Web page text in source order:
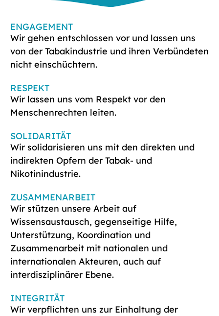
ENGAGEMENT
Wir gehen entschlossen vor und lassen uns
von der Tabakindustrie und ihren Verbündeten
nicht einschüchtern.
RESPEKT
Wir lassen uns vom Respekt vor den
Menschenrechten leiten.
SOLIDARITÄT
Wir solidarisieren uns mit den direkten und
indirekten Opfern der Tabak- und
Nikotinindustrie.
ZUSAMMENARBEIT
Wir stützen unsere Arbeit auf
Wissensaustausch, gegenseitige Hilfe,
Unterstützung, Koordination und
Zusammenarbeit mit nationalen und
internationalen Akteuren, auch auf
interdisziplinärer Ebene.
INTEGRITÄT
Wir verpflichten uns zur Einhaltung der